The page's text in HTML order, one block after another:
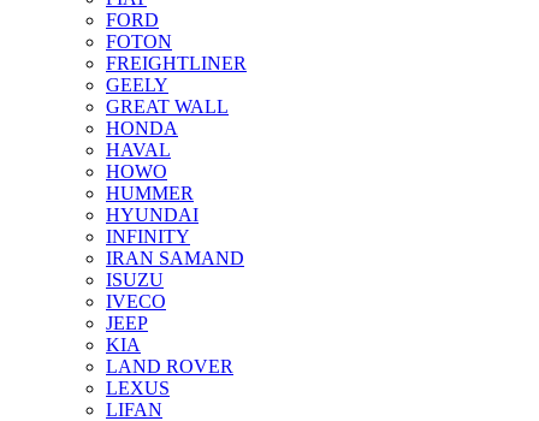
FORD
FOTON
FREIGHTLINER
GEELY
GREAT WALL
HONDA
HAVAL
HOWO
HUMMER
HYUNDAI
INFINITY
IRAN SAMAND
ISUZU
IVECO
JEEP
KIA
LAND ROVER
LEXUS
LIFAN